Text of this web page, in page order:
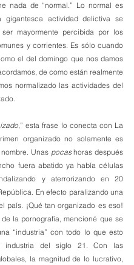
nada de “normal.” Lo normal es
gigantesca actividad delictiva se
mayormente percibida por los
y corrientes. Es sólo cuando
el del domingo que nos damos
de como están realmente
normalizado las actividades del
,” esta frase lo conecta con La
organizado no solamente es
Unas pocas horas después
fuera abatido ya había células
y aterrorizando en 20
En efecto paralizando una
país. ¡Qué tan organizado es eso!
la pornografía, mencioné que se
“industria” con todo lo que esto
industria del siglo 21. Con las
la magnitud de lo lucrativo,